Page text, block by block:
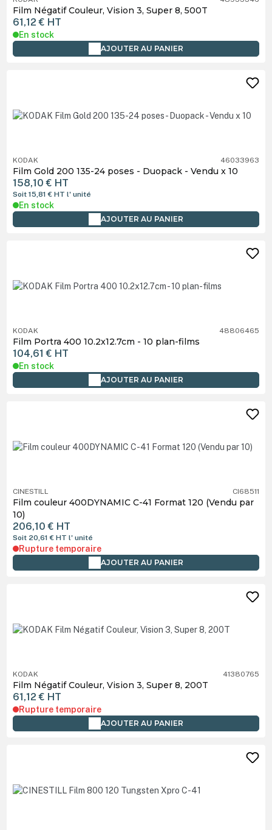
Film Négatif Couleur, Vision 3, Super 8, 500T
61,12 € HT
En stock
AJOUTER AU PANIER
KODAK 46033963
Film Gold 200 135-24 poses - Duopack - Vendu x 10
158,10 € HT
Soit 15,81 €HTl' unité
En stock
AJOUTER AU PANIER
KODAK 48806465
Film Portra 400 10.2x12.7cm - 10 plan-films
104,61 € HT
En stock
AJOUTER AU PANIER
CINESTILL CI68511
Film couleur 400DYNAMIC C-41 Format 120 (Vendu par
10)
206,10 € HT
Soit 20,61 €HTl' unité
Rupture temporaire
AJOUTER AU PANIER
KODAK 41380765
Film Négatif Couleur, Vision 3, Super 8, 200T
61,12 € HT
Rupture temporaire
AJOUTER AU PANIER